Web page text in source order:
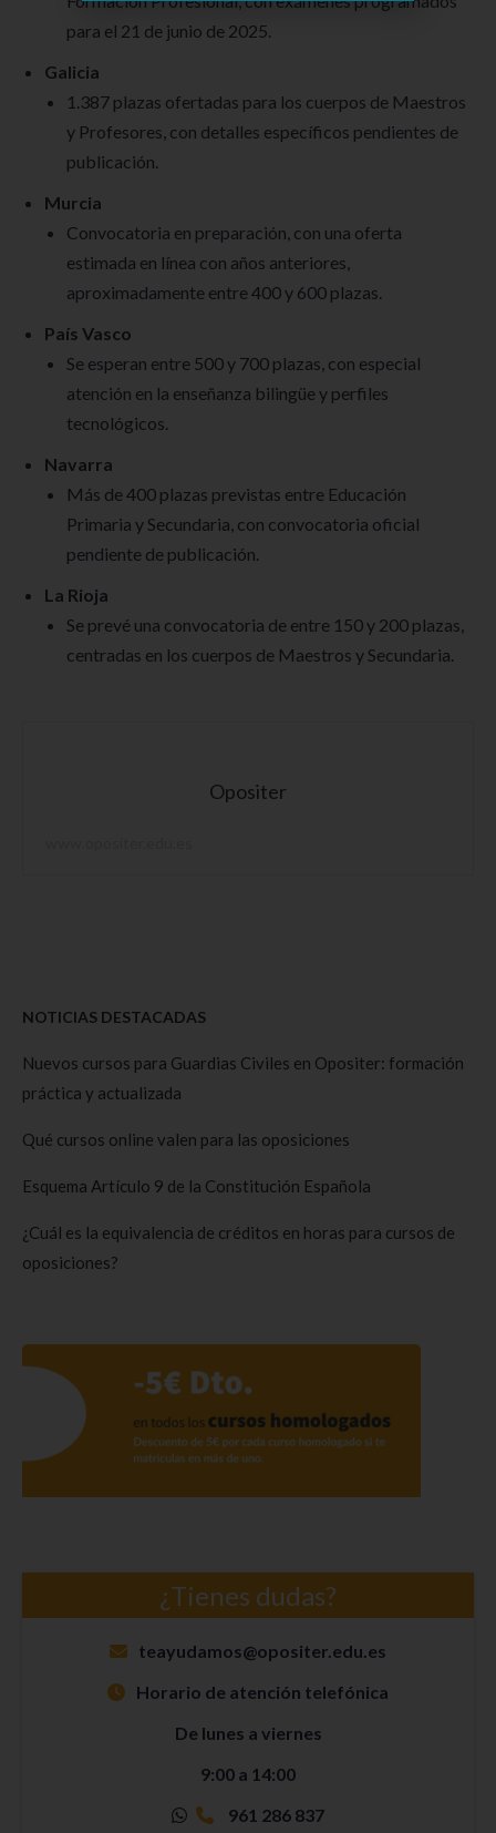
para el 21 de junio de 2025.
Galicia
1.387 plazas ofertadas para los cuerpos de Maestros
y Profesores, con detalles específicos pendientes de
publicación.
Murcia
Convocatoria en preparación, con una oferta
estimada en línea con años anteriores,
aproximadamente entre 400 y 600 plazas.
País Vasco
Se esperan entre 500 y 700 plazas, con especial
atención en la enseñanza bilingüe y perfiles
tecnológicos.
Navarra
Más de 400 plazas previstas entre Educación
Primaria y Secundaria, con convocatoria oficial
pendiente de publicación.
La Rioja
Se prevé una convocatoria de entre 150 y 200 plazas,
centradas en los cuerpos de Maestros y Secundaria.
Opositer
NOTICIAS DESTACADAS
Nuevos cursos para Guardias Civiles en Opositer: formación
práctica y actualizada
Qué cursos online valen para las oposiciones
Esquema Artículo 9 de la Constitución Española
¿Cuál es la equivalencia de créditos en horas para cursos de
oposiciones?
¿Tienes dudas?
teayudamos@opositer.edu.es
Horario de atención telefónica
De lunes a viernes
9:00 a 14:00
961 286 837